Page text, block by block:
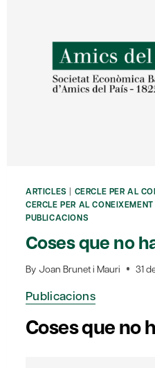
ARTICLES | CERCLE PER AL
CERCLE PER AL
PUBLICACIONS
Coses que no
By Joan Brunet i Mauri 31
Publicacions
Coses que no